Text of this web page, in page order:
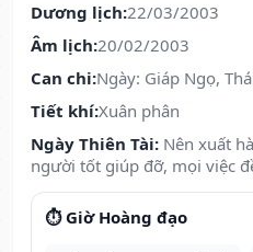
Dương lịch:22/03/2003
Âm lịch:20/02/2003
Can chi:Ngày: Giáp Ngọ,
Tiết khí:Xuân phân
Ngày Thiên Tài: Nên xuất
người tốt giúp đỡ, mọi việc
⏱️ Giờ Hoàng đạo